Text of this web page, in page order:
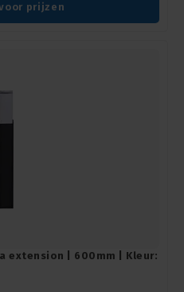
prijzen
extension | 600mm | Kleur: